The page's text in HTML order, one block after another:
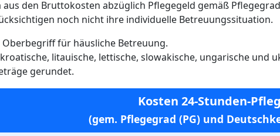
den Bruttokosten abzüglich Pflegegeld gemäß
noch nicht ihre individuelle Betreuungssituation.
für häusliche Betreuung.
litauische, lettische, slowakische, ungarische und
gerundet.
Kosten 24-Stunden-
(gem. Pflegegrad (PG) und